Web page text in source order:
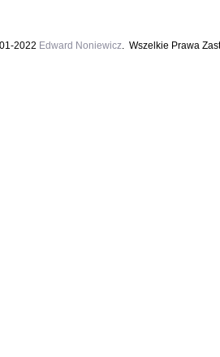
2022 Edward Noniewicz . Wszelkie Prawa